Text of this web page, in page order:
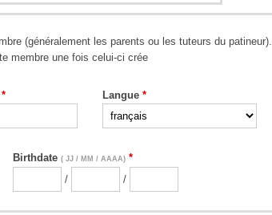
(généralement les parents ou les tuteurs du patineur).
membre une fois celui-ci crée
Langue
Birthdate ( JJ / MM / AAAA)
/ /